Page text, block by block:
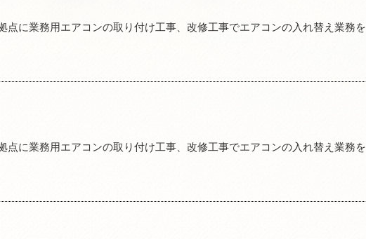
に業務用エアコンの取り付け工事、改修工事でエアコンの入れ替え業務を
に業務用エアコンの取り付け工事、改修工事でエアコンの入れ替え業務を